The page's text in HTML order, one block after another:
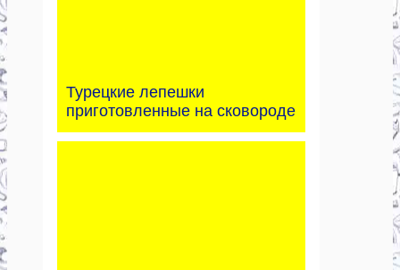
Турецкие лепешки
приготовленные на сковороде